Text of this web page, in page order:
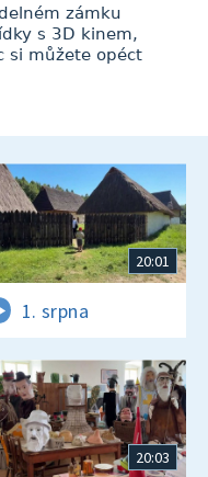
zámku
s 3D kinem,
si můžete opéct
20:01
1. srpna
20:03